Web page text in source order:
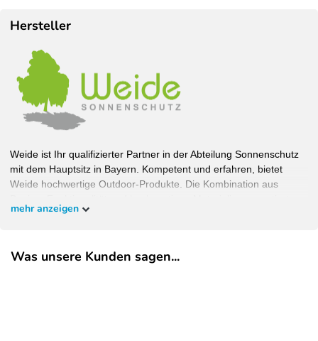
Hersteller
Weide ist Ihr qualifizierter Partner in der Abteilung Sonnenschutz
mit dem Hauptsitz in Bayern. Kompetent und erfahren, bietet
Weide hochwertige Outdoor-Produkte. Die Kombination aus
Wohlfühlambiente bei bestem Schutz. Bauen Sie Ihren Garten,
EU-Verantwortlicher
mehr anzeigen
Was unsere Kunden sagen...